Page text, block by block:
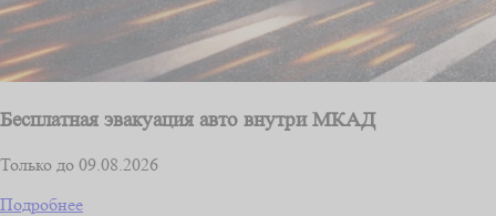
Бесплатная эвакуация авто внутри МКАД
Только до 09.08.2026
Подробнее